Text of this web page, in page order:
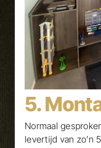
5.
Normaal
levertijd van zo’n